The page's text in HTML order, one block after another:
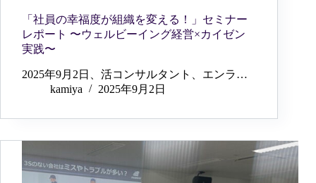
「社員の幸福度が組織を変える！」セミナー
レポート 〜ウェルビーイング経営×カイゼン
実践〜
2025年9月2日、活コンサルタント、エンラ…
kamiya
2025年9月2日